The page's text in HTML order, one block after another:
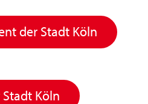
der Stadt Köln
Köln